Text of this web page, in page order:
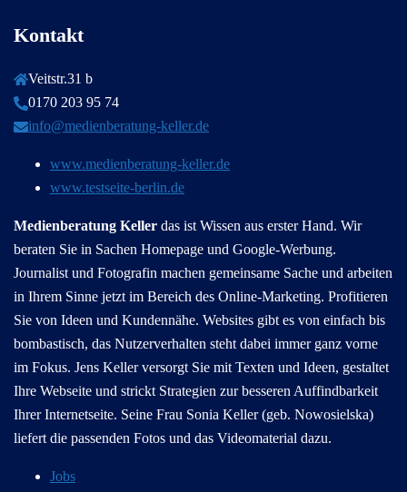
Kontakt
Veitstr.31 b
0170 203 95 74
info@medienberatung-keller.de
www.medienberatung-keller.de
www.testseite-berlin.de
Medienberatung Keller das ist Wissen aus erster Hand. Wir
beraten Sie in Sachen Homepage und Google-Werbung.
Journalist und Fotografin machen gemeinsame Sache und arbeiten
in Ihrem Sinne jetzt im Bereich des Online-Marketing. Profitieren
Sie von Ideen und Kundennähe. Websites gibt es von einfach bis
bombastisch, das Nutzerverhalten steht dabei immer ganz vorne
im Fokus. Jens Keller versorgt Sie mit Texten und Ideen, gestaltet
Ihre Webseite und strickt Strategien zur besseren Auffindbarkeit
Ihrer Internetseite. Seine Frau Sonia Keller (geb. Nowosielska)
liefert die passenden Fotos und das Videomaterial dazu.
Jobs